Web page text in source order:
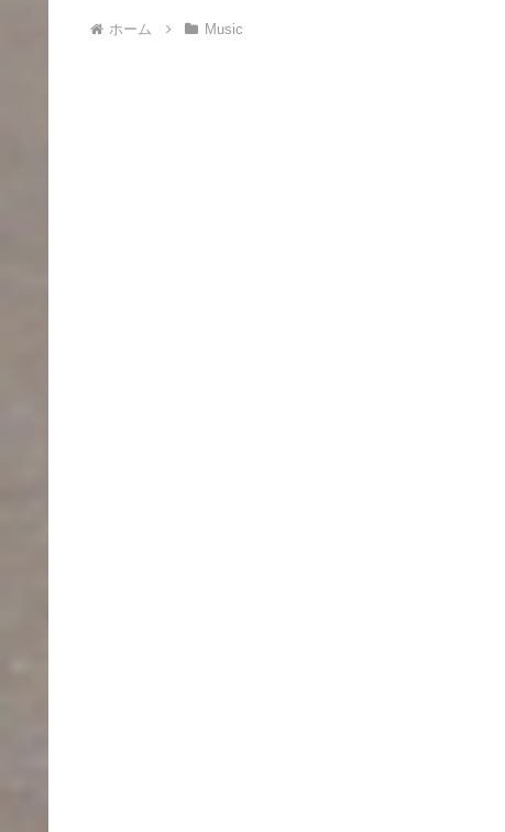
ホーム Music